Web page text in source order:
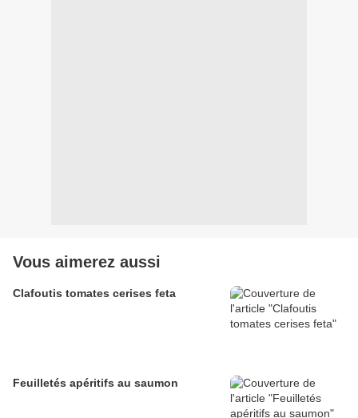
Vous aimerez aussi
Clafoutis tomates cerises feta
Feuilletés apéritifs au saumon